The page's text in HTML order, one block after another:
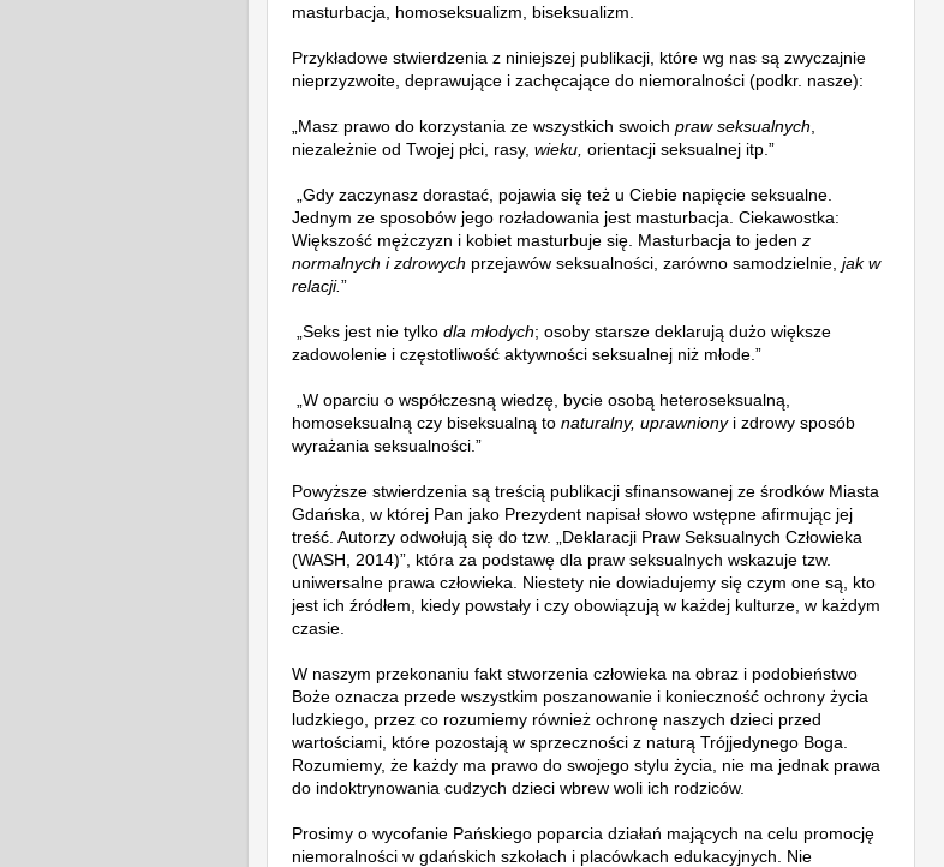
masturbacja, homoseksualizm, biseksualizm.
Przykładowe stwierdzenia z niniejszej publikacji, które wg nas są zwyczajnie
nieprzyzwoite, deprawujące i zachęcające do niemoralności (podkr. nasze):
„Masz prawo do korzystania ze wszystkich swoich praw seksualnych
niezależnie od Twojej płci, rasy, wieku, orientacji seksualnej itp.”
„Gdy zaczynasz dorastać, pojawia się też u Ciebie napięcie seksualne.
Jednym ze sposobów jego rozładowania jest masturbacja. Ciekawostka:
Większość mężczyzn i kobiet masturbuje się. Masturbacja to jeden z
normalnych i zdrowych przejawów seksualności, zarówno samodzielnie, jak w
relacji.”
„Seks jest nie tylko dla młodych; osoby starsze deklarują dużo większe
zadowolenie i częstotliwość aktywności seksualnej niż młode.”
„W oparciu o współczesną wiedzę, bycie osobą heteroseksualną,
homoseksualną czy biseksualną to naturalny, uprawnionyi zdrowy sposób
wyrażania seksualności.”
Powyższe stwierdzenia są treścią publikacji sfinansowanej ze środków Miasta
Gdańska, w której Pan jako Prezydent napisał słowo wstępne afirmując jej
treść. Autorzy odwołują się do tzw. „Deklaracji Praw Seksualnych Człowieka
(WASH, 2014)”, która za podstawę dla praw seksualnych wskazuje tzw.
uniwersalne prawa człowieka. Niestety nie dowiadujemy się czym one są, kto
jest ich źródłem, kiedy powstały i czy obowiązują w każdej kulturze, w każdym
czasie.
W naszym przekonaniu fakt stworzenia człowieka na obraz i podobieństwo
Boże oznacza przede wszystkim poszanowanie i konieczność ochrony życia
ludzkiego, przez co rozumiemy również ochronę naszych dzieci przed
wartościami, które pozostają w sprzeczności z naturą Trójjedynego Boga.
Rozumiemy, że każdy ma prawo do swojego stylu życia, nie ma jednak prawa
do indoktrynowania cudzych dzieci wbrew woli ich rodziców.
Prosimy o wycofanie Pańskiego poparcia działań mających na celu promocję
niemoralności w gdańskich szkołach i placówkach edukacyjnych. Nie